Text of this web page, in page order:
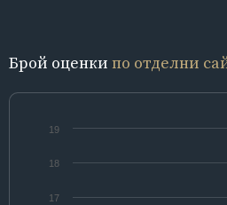
Брой оценки по отделни
17
18
19